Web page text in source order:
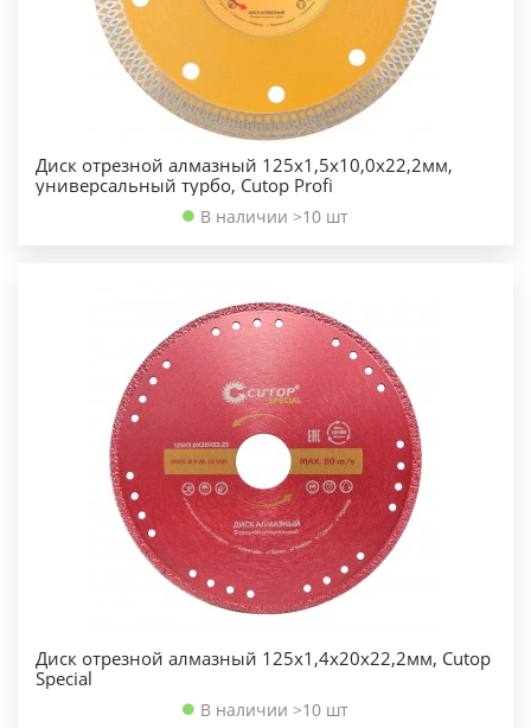
Диск отрезной алмазный 125х1,5х10,0х22,2мм,
универсальный турбо, Cutop Profi
В наличии >10 шт
Диск отрезной алмазный 125х1,4х20х22,2мм, Cutop
Special
В наличии >10 шт